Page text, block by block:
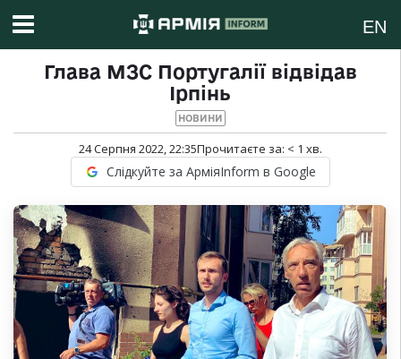
EN
Глава МЗС Португалії відвідав
Ірпінь
НОВИНИ
24 Серпня 2022, 22:35Прочитаєте за: < 1 хв.
Слідкуйте за АрміяInform в Google